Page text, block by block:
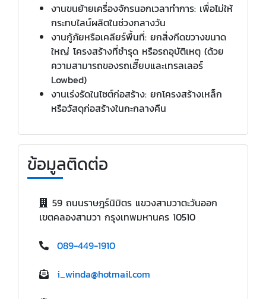
งานขนย้ายเครื่องจักรนอกเวลาทำการ: เพื่อไม่ให้
กระทบไลน์ผลิตในช่วงกลางวัน
งานกู้ภัยหรือเคลียร์พื้นที่: ยกสิ่งกีดขวางขนาด
ใหญ่ โครงสร้างที่ชำรุด หรือรถอุบัติเหตุ (ด้วย
ความสามารถของรถเฮี๊ยบและเทรลเลอร์
Lowbed)
งานเร่งรัดในไซต์ก่อสร้าง: ยกโครงสร้างเหล็ก
หรือวัสดุก่อสร้างในกะกลางคืน
ข้อมูลติดต่อ
59 ถนนราษฎร์นิมิตร แขวงสามวาตะวันออก
เขตคลองสามวา กรุงเทพมหานคร 10510
089-449-1910
i_winda@hotmail.com